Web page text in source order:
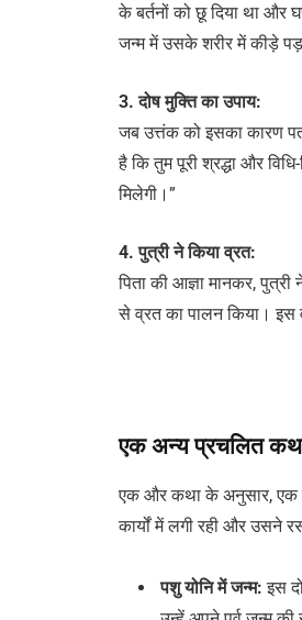
के बर्तनों को छू दिया था और
जन्म में उसके शरीर में कीड़े
3. दोष मुक्ति का उपाय:
जब उत्तंक को इसका कारण
है कि तुम पूरी श्रद्धा और
मिलेगी।”
4. पुत्री ने किया व्रत:
पिता की आज्ञा मानकर,
से व्रत का पालन किया। इस
एक अन्य प्रचलित
एक और कथा के अनुसार, एक
कार्यों में लगी रही और उसने
पशु योनि में जन्म: इस